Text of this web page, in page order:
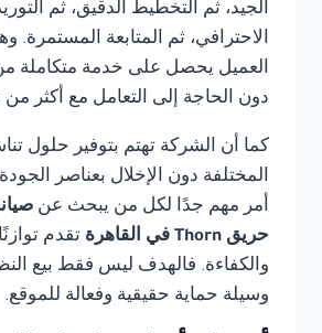
الجيد، ثم التخطيط الدقيق، ثم
الاحترافي، ثم المتابعة المستمرة.
العميل يحصل على خدمة متكاملة من
دون الحاجة إلى التعامل مع أكثر
كما أن الشركة تهتم بتوفير حلول
المختلفة دون الإخلال بعناصر
أمر مهم جدًا لكل من يبحث عن
حريق Thorn في القاهرة
تقدم
والكفاءة. فالهدف ليس فقط بيع
وسيلة حماية حقيقية وفعالة للموقع.